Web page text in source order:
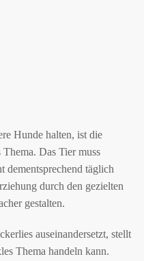
Hunde halten, ist die
Das Tier muss
dementsprechend täglich
durch den gezielten
gestalten.
auseinandersetzt, stellt
Thema handeln kann.